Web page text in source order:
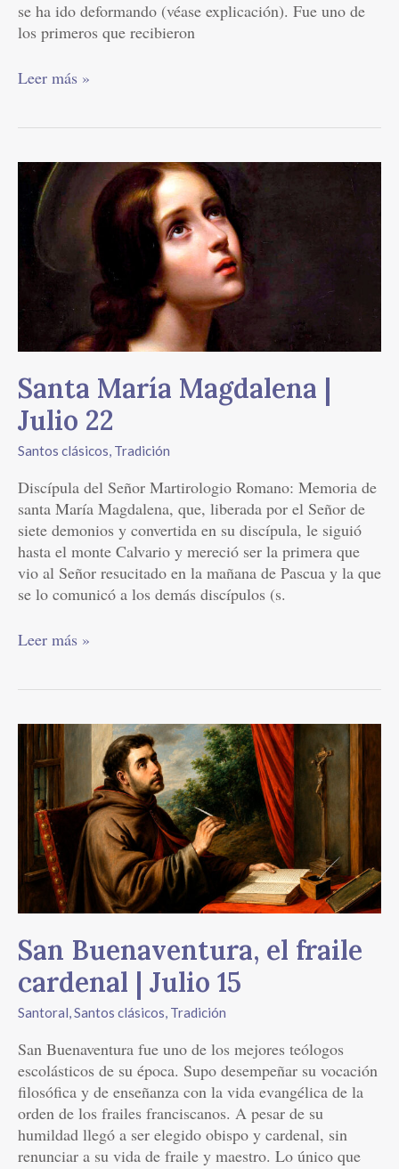
se ha ido deformando (véase explicación). Fue uno de
los primeros que recibieron
Leer más »
Santa María Magdalena |
Julio 22
Santos clásicos, Tradición
Discípula del Señor Martirologio Romano: Memoria de
santa María Magdalena, que, liberada por el Señor de
siete demonios y convertida en su discípula, le siguió
hasta el monte Calvario y mereció ser la primera que
vio al Señor resucitado en la mañana de Pascua y la que
se lo comunicó a los demás discípulos (s.
Santa
María
Magdalena
Julio
Leer más »
San Buenaventura, el fraile
cardenal | Julio 15
Santoral,Santos clásicos, Tradición
San Buenaventura fue uno de los mejores teólogos
escolásticos de su época. Supo desempeñar su vocación
filosófica y de enseñanza con la vida evangélica de la
orden de los frailes franciscanos. A pesar de su
humildad llegó a ser elegido obispo y cardenal, sin
renunciar a su vida de fraile y maestro. Lo único que
San
Buenaventura,
el
fraile
cardenal
Julio
15